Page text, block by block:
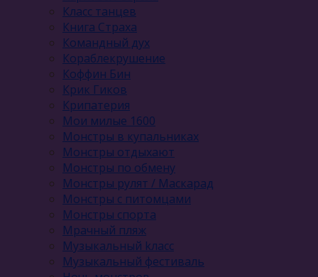
Класс танцев
Книга Страха
Командный дух
Кораблекрушение
Коффин Бин
Крик Гиков
Крипатерия
Мои милые 1600
Монстры в купальниках
Монстры отдыхают
Монстры по обмену
Монстры рулят / Маскарад
Монстры с питомцами
Монстры спорта
Мрачный пляж
Музыкальный kласс
Музыкальный фестиваль